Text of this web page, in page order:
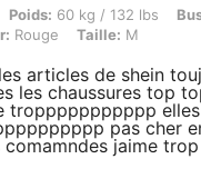
/ 132 lbs, Buste: 70 cm / 28
Poids: 60 kg / 132 lbs
Rouge Taille: M
articles de shein
les chaussures top
troppppppppppp
pas cher
jaime